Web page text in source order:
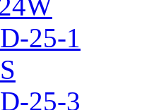
25-1
25-3